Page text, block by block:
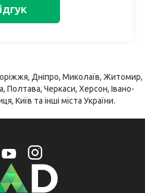
Дніпро, Миколаїв, Житомир,
Полтава, Черкаси, Херсон, Івано-
Київ та інші міста України.